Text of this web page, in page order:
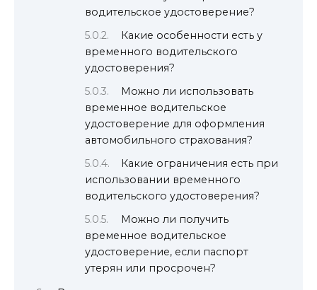
водительское удостоверение?
Какие особенности есть у
временного водительского
удостоверения?
Можно ли использовать
временное водительское
удостоверение для оформления
автомобильного страхования?
Какие ограничения есть при
использовании временного
водительского удостоверения?
Можно ли получить
временное водительское
удостоверение, если паспорт
утерян или просрочен?